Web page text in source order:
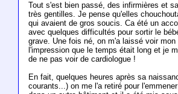
Tout s'est bien passé, des infirmières et
très gentilles. Je pense qu'elles
qui avaient de gros soucis. Ca été un
avec quelques difficultés pour sortir le
grave. Une fois né, on m'a laissé voir mon
l'impression que le temps était long et je
de ne pas voir de cardiologue !
En fait, quelques heures après sa
courants...) on me l'a retiré pour